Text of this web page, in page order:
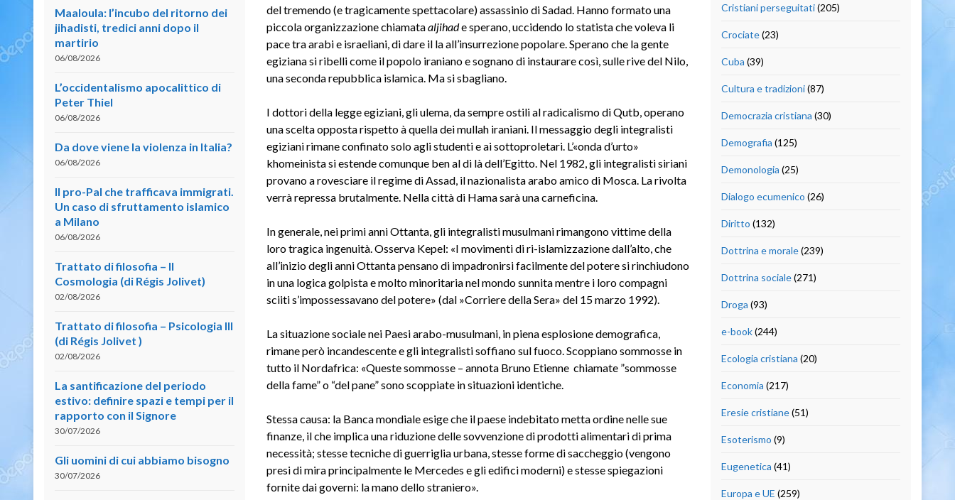
del tremendo (e tragicamente spettacolare) assassinio di Sadad. Hanno formato una
piccola organizzazione chiamataaljihade sperano, uccidendo lo statista che voleva li
pace tra arabi e israeliani, di dare il la all’insurrezione popolare. Sperano che la gente
egiziana si ribelli come il popolo iraniano e sognano di instaurare così, sulle rive del Nilo,
una seconda repubblica islamica. Ma si sbagliano.
I dottori della legge egiziani, gli ulema, da sempre ostili al radicalismo di Qutb, operano
una scelta opposta rispetto à quella dei mullah iraniani. Il messaggio degli integralisti
egiziani rimane confinato solo agli studenti e ai sottoproletari. L’«onda d’urto»
khomeinista si estende comunque ben al di là dell’Egitto. Nel 1982, gli integralisti siriani
provano a rovesciare il regime di Assad, il nazionalista arabo amico di Mosca. La rivolta
verrà repressa brutalmente. Nella città di Hama sarà una carneficina.
In generale, nei primi anni Ottanta, gli integralisti musulmani rimangono vittime della
loro tragica ingenuità. Osserva Kepel: «I movimenti di ri-islamizzazione dall’alto, che
all’inizio degli anni Ottanta pensano di impadronirsi facilmente del potere si rinchiudono
in una logica golpista e molto minoritaria nel mondo sunnita mentre i loro compagni
sciiti s’impossessavano del potere» (dal »Corriere della Sera» del 15 marzo 1992).
La situazione sociale nei Paesi arabo-musulmani, in piena esplosione demografica,
rimane però incandescente e gli integralisti soffiano sul fuoco. Scoppiano sommosse in
tutto il Nordafrica: «Queste sommosse – annota Bruno Etienne ­ chiamate ”sommosse
della fame” o “del pane” sono scoppiate in situazioni identiche.
Stessa causa: la Banca mondiale esige che il paese indebitato metta ordine nelle sue
finanze, il che implica una riduzione delle sovvenzione di prodotti alimentari di prima
necessità; stesse tecniche di guerriglia urbana, stesse forme di saccheggio (vengono
presi di mira principalmente le Mercedes e gli edifici moderni) e stesse spiegazioni
fornite dai governi: la mano dello straniero».
Maaloula: l’incubo del ritorno dei
jihadisti, tredici anni dopo il
martirio
06/08/2026
L’occidentalismo apocalittico di
Peter Thiel
06/08/2026
Da dove viene la violenza in Italia?
06/08/2026
Il pro-Pal che trafficava immigrati.
Un caso di sfruttamento islamico
a Milano
06/08/2026
Trattato di filosofia – II
Cosmologia (di Régis Jolivet)
02/08/2026
Trattato di filosofia – Psicologia III
(di Régis Jolivet )
02/08/2026
La santificazione del periodo
estivo: definire spazi e tempi per il
rapporto con il Signore
30/07/2026
Gli uomini di cui abbiamo bisogno
30/07/2026
Cristiani perseguitati(205)
Crociate(23)
Cuba (39)
Cultura e tradizioni(87)
Democrazia cristiana (30)
Demografia (125)
Demonologia (25)
Dialogo ecumenico (26)
Diritto (132)
Dottrina e morale(239)
Dottrina sociale(271)
Droga (93)
e-book(244)
Ecologia cristiana (20)
Economia (217)
Eresie cristiane(51)
Esoterismo (9)
Eugenetica (41)
Europa e UE (259)